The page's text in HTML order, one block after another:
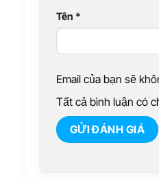
Tên *
Email của bạn sẽ
Tất cả bình luận có